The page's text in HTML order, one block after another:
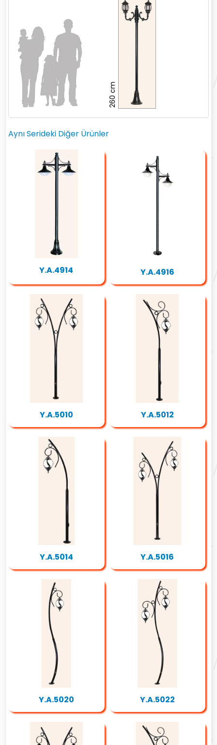
260 cm
Aynı Serideki Diğer Ürünler
Y.A.4914 Y.A.4916
Y.A.5010 Y.A.5012
Y.A.5014 Y.A.5016
Y.A.5020 Y.A.5022